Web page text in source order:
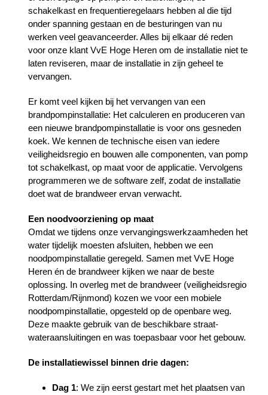
schakelkast en frequentieregelaars hebben al die tijd
onder spanning gestaan en de besturingen van nu
werken veel geavanceerder. Alles bij elkaar dé reden
voor onze klant VvE Hoge Heren om de installatie niet te
laten reviseren, maar de installatie in zijn geheel te
vervangen.
Er komt veel kijken bij het vervangen van een
brandpompinstallatie: Het calculeren en produceren van
een nieuwe brandpompinstallatie is voor ons gesneden
koek. We kennen de technische eisen van iedere
veiligheidsregio en bouwen alle componenten, van pomp
tot schakelkast, op maat voor de applicatie. Vervolgens
programmeren we de software zelf, zodat de installatie
doet wat de brandweer ervan verwacht.
Een noodvoorziening op maat
Omdat we tijdens onze vervangingswerkzaamheden het
water tijdelijk moesten afsluiten, hebben we een
noodpompinstallatie geregeld. Samen met VvE Hoge
Heren én de brandweer kijken we naar de beste
oplossing. In overleg met de brandweer (veiligheidsregio
Rotterdam/Rijnmond) kozen we voor een mobiele
noodpompinstallatie, opgesteld op de openbare weg.
Deze maakte gebruik van de beschikbare straat-
wateraansluitingen en was toepasbaar voor het gebouw.
De installatiewissel binnen drie dagen:
Dag 1: We zijn eerst gestart met het plaatsen van